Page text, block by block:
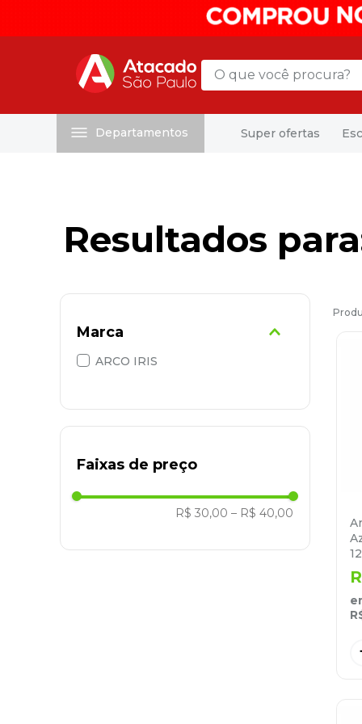
O que você procura?
Departamentos Super ofertas
Marca
ARCO IRIS
Faixas de preço
R$ 30,00 – R$ 40,00
papel toalha
desinfetante